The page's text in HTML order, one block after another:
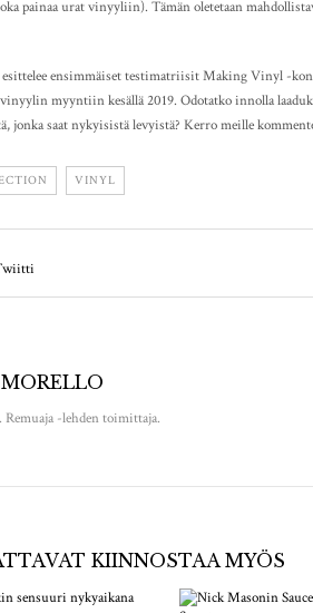
painaa urat vinyyliin). Tämän oletetaan
ensimmäiset testimatriisit Making Vinyl -
myyntiin kesällä 2019. Odotatko innolla
jonka saat nykyisistä levyistä? Kerro meille
VINYL
Remuaja -lehden toimittaja.
KIINNOSTAA MYÖS